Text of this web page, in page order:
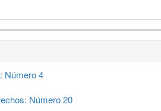
Número 4
Número 20